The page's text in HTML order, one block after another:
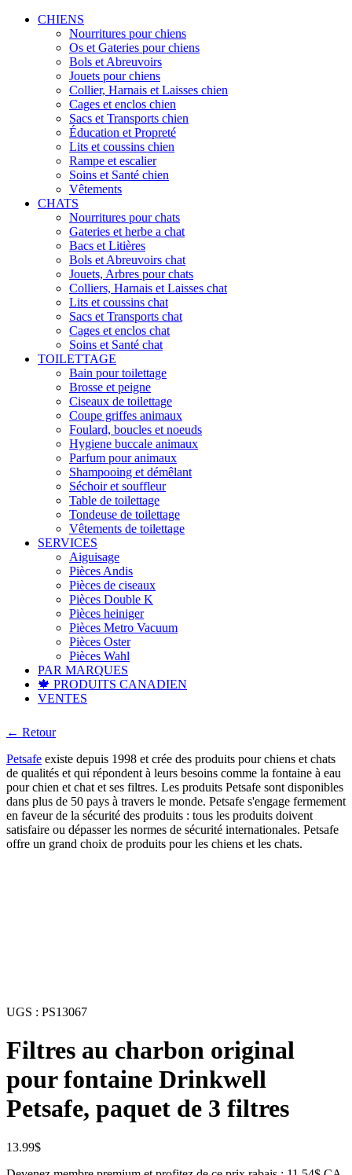
CHIENS
Nourritures pour chiens
Os et Gateries pour chiens
Bols et Abreuvoirs
Jouets pour chiens
Collier, Harnais et Laisses chien
Cages et enclos chien
Sacs et Transports chien
Éducation et Propreté
Lits et coussins chien
Rampe et escalier
Soins et Santé chien
Vêtements
CHATS
Nourritures pour chats
Gateries et herbe a chat
Bacs et Litières
Bols et Abreuvoirs chat
Jouets, Arbres pour chats
Colliers, Harnais et Laisses chat
Lits et coussins chat
Sacs et Transports chat
Cages et enclos chat
Soins et Santé chat
TOILETTAGE
Bain pour toilettage
Brosse et peigne
Ciseaux de toilettage
Coupe griffes animaux
Foulard, boucles et noeuds
Hygiene buccale animaux
Parfum pour animaux
Shampooing et démêlant
Séchoir et souffleur
Table de toilettage
Tondeuse de toilettage
Vêtements de toilettage
SERVICES
Aiguisage
Pièces Andis
Pièces de ciseaux
Pièces Double K
Pièces heiniger
Pièces Metro Vacuum
Pièces Oster
Pièces Wahl
PAR MARQUES
🍁 PRODUITS CANADIEN
VENTES
← Retour
Petsafe existe depuis 1998 et crée des produits pour chiens et chats
de qualités et qui répondent à leurs besoins comme la fontaine à eau
pour chien et chat et ses filtres. Les produits Petsafe sont disponibles
dans plus de 50 pays à travers le monde. Petsafe s'engage fermement
en faveur de la sécurité des produits : tous les produits doivent
satisfaire ou dépasser les normes de sécurité internationales. Petsafe
offre un grand choix de produits pour les chiens et les chats.
UGS : PS13067
Filtres au charbon original
pour fontaine Drinkwell
Petsafe, paquet de 3 filtres
13.99$